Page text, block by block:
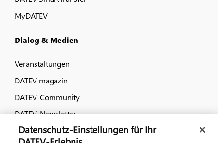
MyDATEV
Dialog & Medien
Veranstaltungen
DATEV magazin
DATEV-Community
DATEV-Newsletter
Datenschutz-Einstellungen für Ihr